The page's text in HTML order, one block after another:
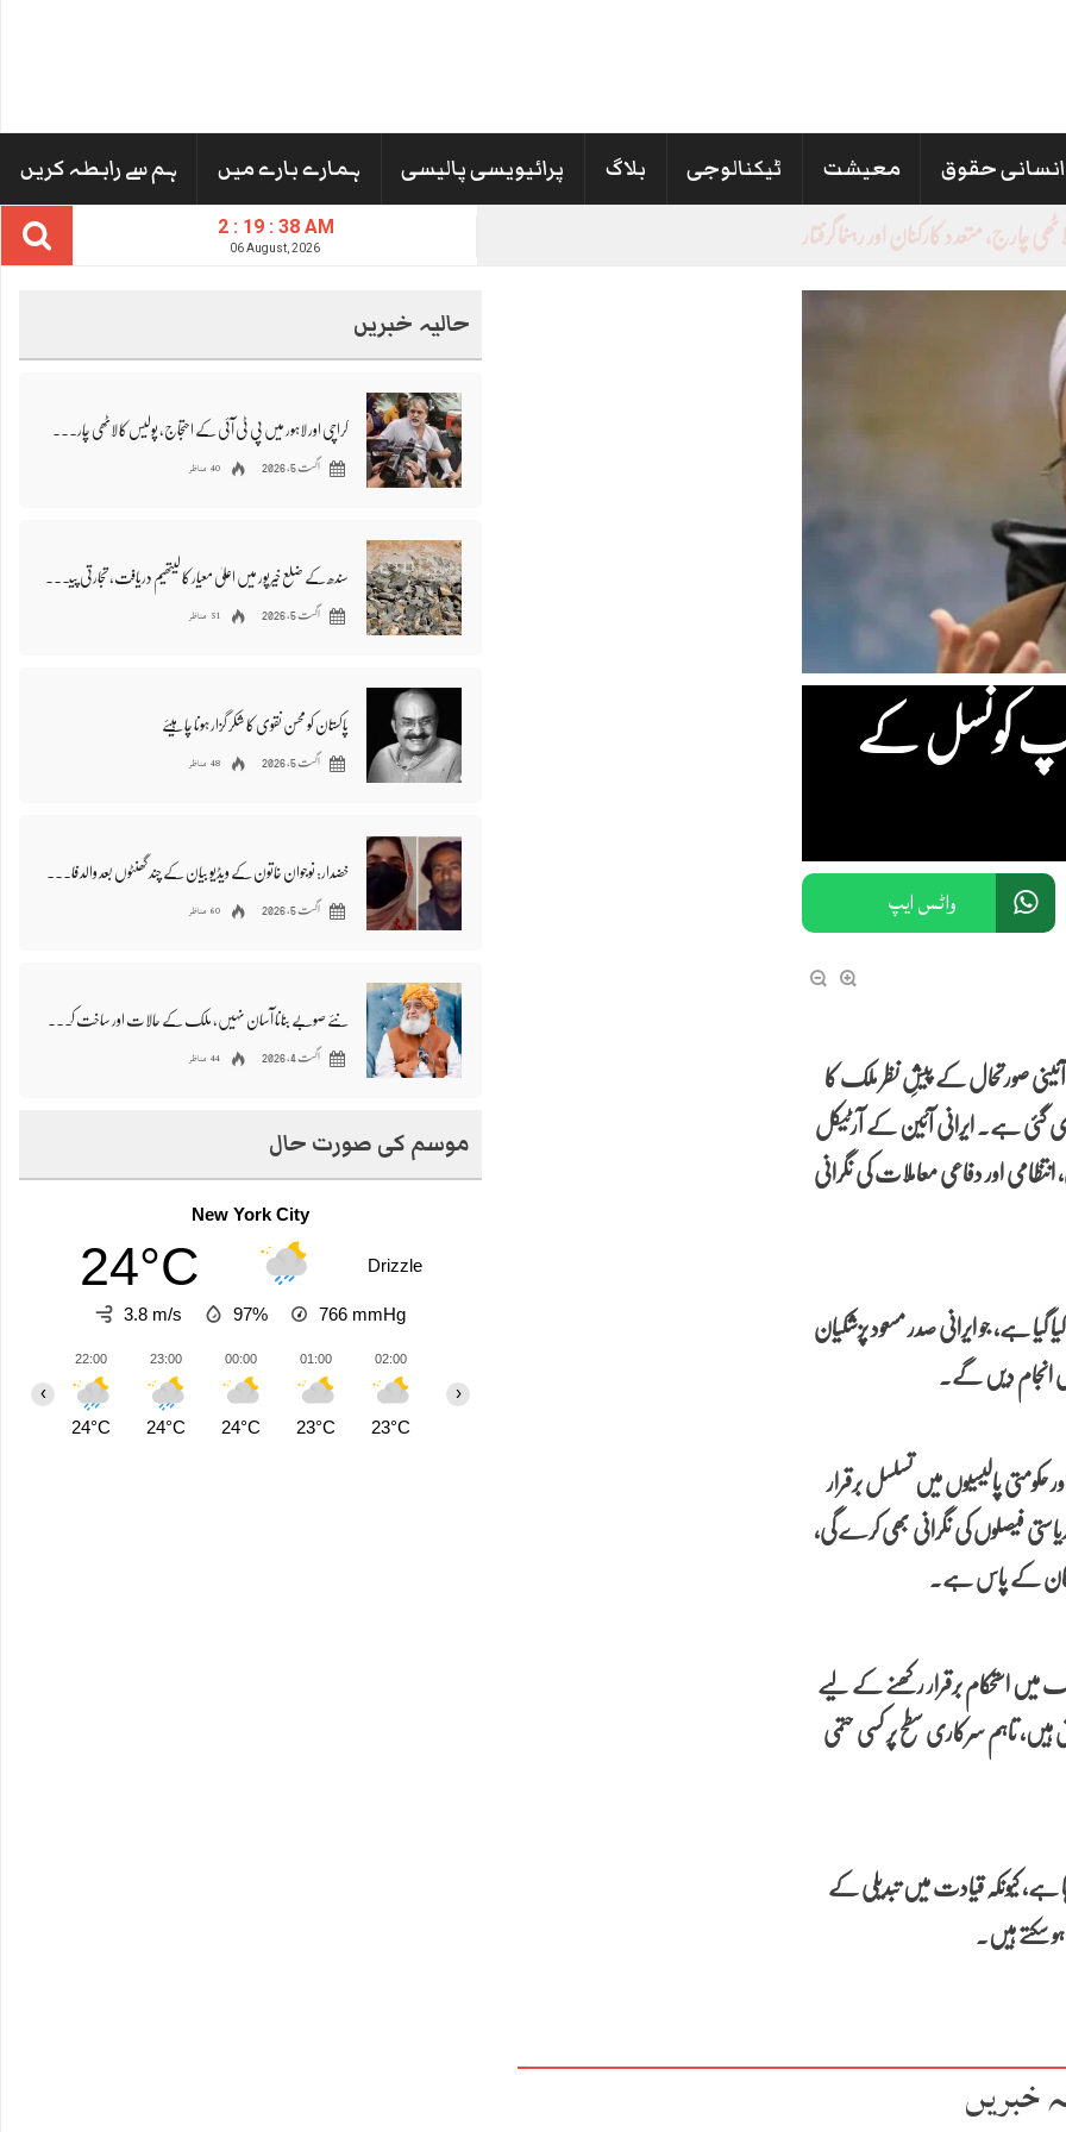
انسانی حقوق معیشت ٹیکنالوجی بلاگ پرائیویسی پالیسی ہمارے بارے میں ہم سے رابطہ کریں
2 : 19 : 39 AM
06 August, 2026
کونسل کے
واٹس ایپ
صورتحال کے پیشِ نظر ملک کا
ہے۔ ایرانی آئین کے آرٹیکل
اور دفاعی معاملات کی نگرانی
گیا ہے، جو ایرانی صدر مسعود پزشکیان
انجام دیں گے۔
پالیسیوں میں تسلسل برقرار
فیصلوں کی نگرانی بھی کرے گی،
استحکام برقرار رکھنے کے لیے
تاہم سرکاری سطح پر کسی حتمی
ہے، کیونکہ قیادت میں تبدیلی کے
سکتے ہیں۔
خبریں
حالیہ خبریں
اگست 5, 2026 40 مناظر
سندھ کے ضلع خیرپور میں اعلیٰ معیار کا لیتھیم دریافت، تجارتی پیداوار کی تیاری شروع
اگست 5, 2026 51 مناظر
پاکستان کو محسن نقوی کا شکر گزار ہونا چاہیئے
اگست 5, 2026 48 مناظر
خضدار: نوجوان خاتون کے ویڈیو بیان کے چند گھنٹوں بعد والد فائرنگ سے قتل
اگست 5, 2026 60 مناظر
نئے صوبے بنانا آسان نہیں، ملک کے حالات اور ساخت کو دیکھنا ہوگا: مولانا فضل الرحمان
اگست 4, 2026 44 مناظر
موسم کی صورت حال
New York City
24°C Drizzle
3.8 m/s 97% 766 mmHg
22:00
24°C
23:00
24°C
00:00
24°C
01:00
23°C
02:00
23°C
10:00
‹ ›